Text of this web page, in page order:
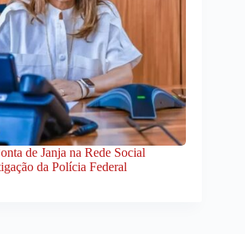
de Janja na Rede Social
da Polícia Federal